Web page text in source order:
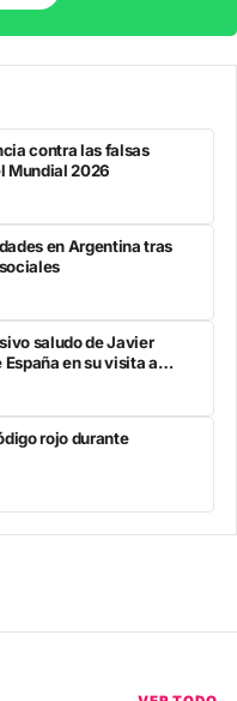
contra las falsas
Mundial 2026
en Argentina tras
saludo de Javier
en su visita a
rojo durante